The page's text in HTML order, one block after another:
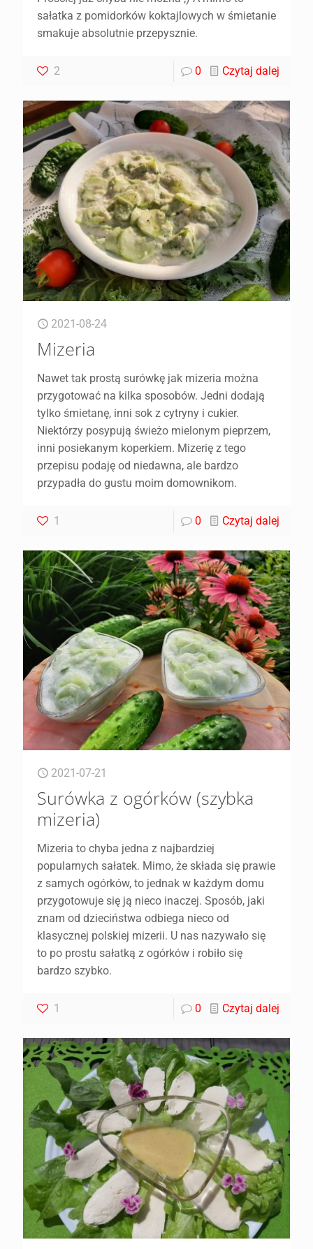
sałatka z pomidorków koktajlowych w śmietanie
smakuje absolutnie przepysznie.
2 0 Czytaj dalej
2021-08-24
Mizeria
Nawet tak prostą surówkę jak mizeria można
przygotować na kilka sposobów. Jedni dodają
tylko śmietanę, inni sok z cytryny i cukier.
Niektórzy posypują świeżo mielonym pieprzem,
inni posiekanym koperkiem. Mizerię z tego
przepisu podaję od niedawna, ale bardzo
przypadła do gustu moim domownikom.
1 0 Czytaj dalej
2021-07-21
Surówka z ogórków (szybka
mizeria)
Mizeria to chyba jedna z najbardziej
popularnych sałatek. Mimo, że składa się prawie
z samych ogórków, to jednak w każdym domu
przygotowuje się ją nieco inaczej. Sposób, jaki
znam od dzieciństwa odbiega nieco od
klasycznej polskiej mizerii. U nas nazywało się
to po prostu sałatką z ogórków i robiło się
bardzo szybko.
1 0 Czytaj dalej